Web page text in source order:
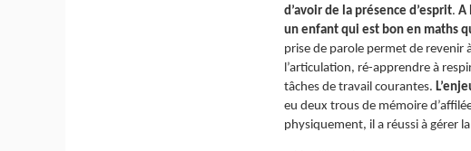
d’avoir de la présence d’esprit.A
un enfant qui est bon en maths
prise de parole permet de revenir
l’articulation, ré-apprendre à
tâches de travail courantes.
eu deux trous de mémoire
physiquement, il a réussi à gérer